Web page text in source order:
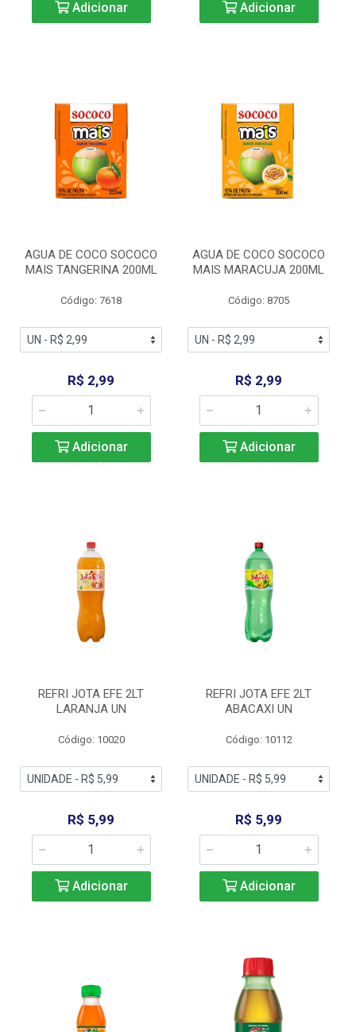
Adicionar Adicionar
AGUA DE COCO SOCOCO
MAIS TANGERINA 200ML
Código: 7618
R$ 2,99
Adicionar
AGUA DE COCO SOCOCO
MAIS MARACUJA 200ML
Código: 8705
R$ 2,99
Adicionar
REFRI JOTA EFE 2LT
LARANJA UN
Código: 10020
R$ 5,99
Adicionar
REFRI JOTA EFE 2LT
ABACAXI UN
Código: 10112
R$ 5,99
Adicionar